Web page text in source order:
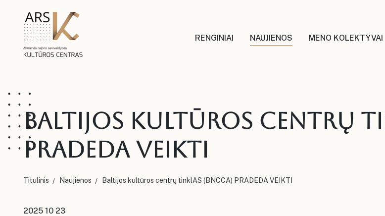
RENGINIAI NAUJIENOS MENO KOLEKTYVAI
Baltijos kultūros centrų
PRADEDA VEIKTI
Titulinis Naujienos Baltijos kultūros centrų tinklAS (BNCCA) PRADEDA VEIKTI
2025 10 23